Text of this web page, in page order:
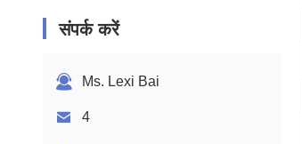
संपर्क करें
Ms. Lexi Bai
4